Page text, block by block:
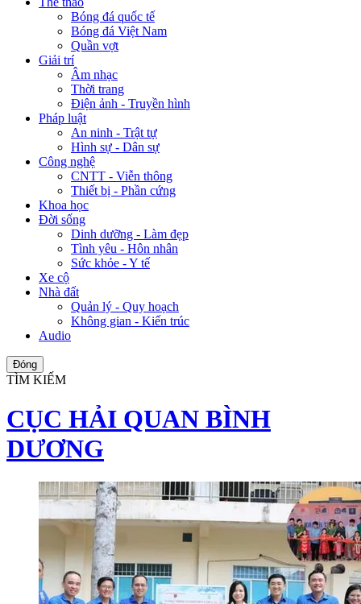
Bóng đá quốc tế
Bóng đá Việt Nam
Quần vợt
Giải trí
Âm nhạc
Thời trang
Điện ảnh - Truyền hình
Pháp luật
An ninh - Trật tự
Hình sự - Dân sự
Công nghệ
CNTT - Viễn thông
Thiết bị - Phần cứng
Khoa học
Đời sống
Dinh dưỡng - Làm đẹp
Tình yêu - Hôn nhân
Sức khỏe - Y tế
Xe cộ
Nhà đất
Quản lý - Quy hoạch
Không gian - Kiến trúc
Audio
Đóng
TÌM KIẾM
CỤC HẢI QUAN BÌNH
DƯƠNG